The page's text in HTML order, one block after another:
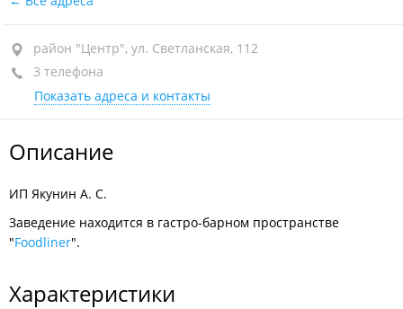
район "Центр", ул. Светланская, 112
3 телефона
Показать адреса и контакты
Описание
ИП Якунин А. С.
Заведение находится в гастро-барном пространстве
"Foodliner".
Характеристики